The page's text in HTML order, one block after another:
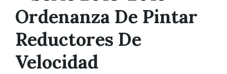
Ordenanza De Pintar
Reductores De
Velocidad